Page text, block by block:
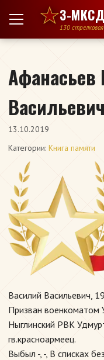
Перейти к содержимому
3-МКСД
130
Афанасьев
Васильевич
13.10.2019
Категории: Книга памяти
Василий Васильевич,
Призван военкоматом
Ныглинский РВК
гв.красноармеец.
Выбыл -, -, В списках